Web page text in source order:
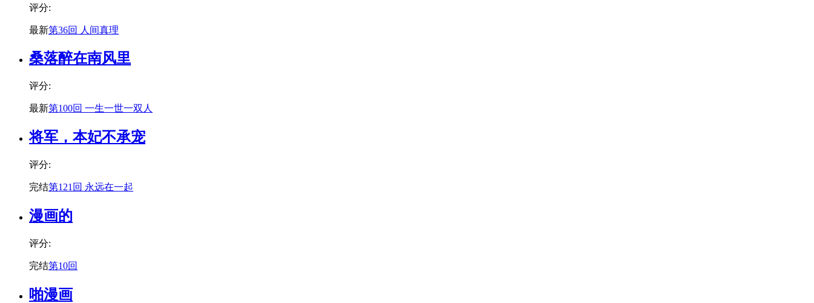
评分:
最新第36回 人间真理
桑落醉在南风里
评分:
最新第100回 一生一世一双人
将军，本妃不承宠
评分:
完结第121回 永远在一起
漫画的
评分:
完结第10回
啪漫画